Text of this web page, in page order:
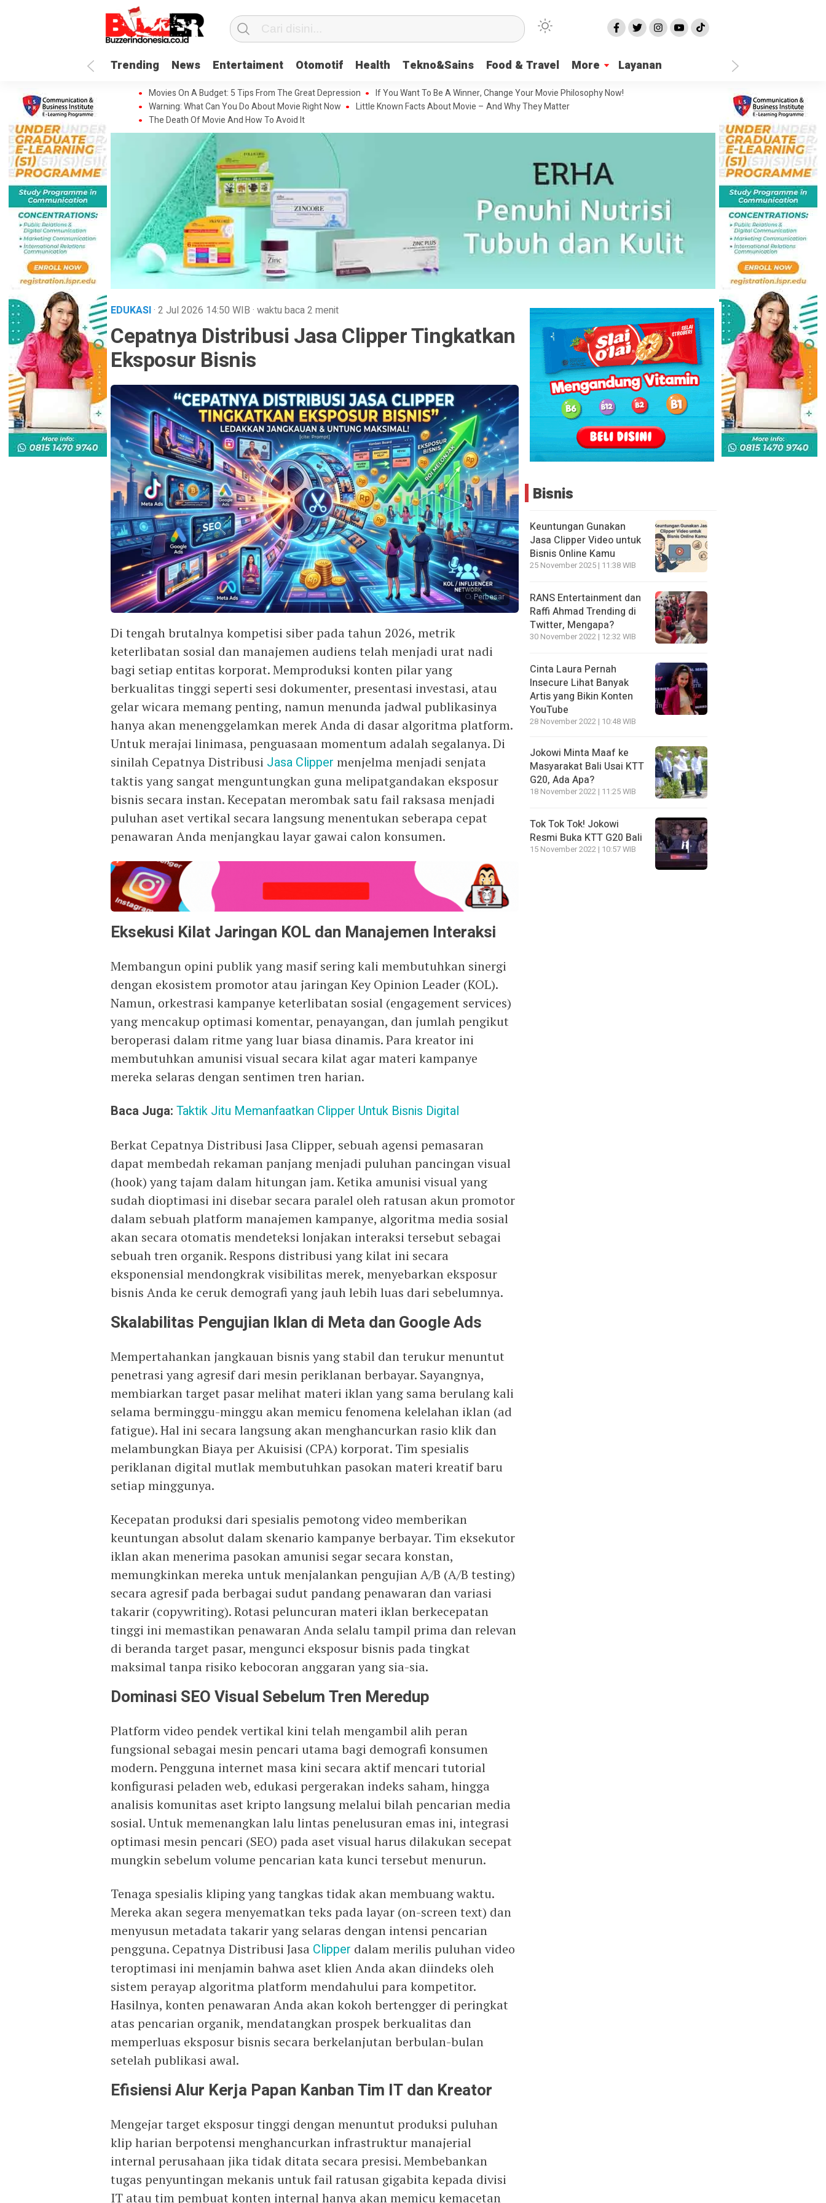
Trending News Entertaiment Otomotif Health Tekno&Sains Food & Travel More Layanan
Movies On A Budget: 5 Tips From The Great Depression
If You Want To Be A Winner, Change Your Movie Philosophy Now!
Warning: What Can You Do About Movie Right Now
Little Known Facts About Movie – And Why They Matter
The Death Of Movie And How To Avoid It
EDUKASI· 2 Jul 2026 14:50 WIB · waktu baca 2 menit
Cepatnya Distribusi Jasa Clipper Tingkatkan
Eksposur Bisnis
Perbesar
Di tengah brutalnya kompetisi siber pada tahun 2026, metrik
keterlibatan sosial dan manajemen audiens telah menjadi urat nadi
bagi setiap entitas korporat. Memproduksi konten pilar yang
berkualitas tinggi seperti sesi dokumenter, presentasi investasi, atau
gelar wicara memang penting, namun menunda jadwal publikasinya
hanya akan menenggelamkan merek Anda di dasar algoritma platform.
Untuk merajai linimasa, penguasaan momentum adalah segalanya. Di
sinilah Cepatnya Distribusi Jasa Clipper menjelma menjadi senjata
taktis yang sangat menguntungkan guna melipatgandakan eksposur
bisnis secara instan. Kecepatan merombak satu fail raksasa menjadi
puluhan aset vertikal secara langsung menentukan seberapa cepat
penawaran Anda menjangkau layar gawai calon konsumen.
Eksekusi Kilat Jaringan KOL dan Manajemen Interaksi
Membangun opini publik yang masif sering kali membutuhkan sinergi
dengan ekosistem promotor atau jaringan Key Opinion Leader (KOL).
Namun, orkestrasi kampanye keterlibatan sosial (engagement services)
yang mencakup optimasi komentar, penayangan, dan jumlah pengikut
beroperasi dalam ritme yang luar biasa dinamis. Para kreator ini
membutuhkan amunisi visual secara kilat agar materi kampanye
mereka selaras dengan sentimen tren harian.
Baca Juga: Taktik Jitu Memanfaatkan Clipper Untuk Bisnis Digital
Berkat Cepatnya Distribusi Jasa Clipper, sebuah agensi pemasaran
dapat membedah rekaman panjang menjadi puluhan pancingan visual
(hook) yang tajam dalam hitungan jam. Ketika amunisi visual yang
sudah dioptimasi ini disebar secara paralel oleh ratusan akun promotor
dalam sebuah platform manajemen kampanye, algoritma media sosial
akan secara otomatis mendeteksi lonjakan interaksi tersebut sebagai
sebuah tren organik. Respons distribusi yang kilat ini secara
eksponensial mendongkrak visibilitas merek, menyebarkan eksposur
bisnis Anda ke ceruk demografi yang jauh lebih luas dari sebelumnya.
Skalabilitas Pengujian Iklan di Meta dan Google Ads
Mempertahankan jangkauan bisnis yang stabil dan terukur menuntut
penetrasi yang agresif dari mesin periklanan berbayar. Sayangnya,
membiarkan target pasar melihat materi iklan yang sama berulang kali
selama berminggu-minggu akan memicu fenomena kelelahan iklan (ad
fatigue). Hal ini secara langsung akan menghancurkan rasio klik dan
melambungkan Biaya per Akuisisi (CPA) korporat. Tim spesialis
periklanan digital mutlak membutuhkan pasokan materi kreatif baru
setiap minggunya.
Kecepatan produksi dari spesialis pemotong video memberikan
keuntungan absolut dalam skenario kampanye berbayar. Tim eksekutor
iklan akan menerima pasokan amunisi segar secara konstan,
memungkinkan mereka untuk menjalankan pengujian A/B (A/B testing)
secara agresif pada berbagai sudut pandang penawaran dan variasi
takarir (copywriting). Rotasi peluncuran materi iklan berkecepatan
tinggi ini memastikan penawaran Anda selalu tampil prima dan relevan
di beranda target pasar, mengunci eksposur bisnis pada tingkat
maksimal tanpa risiko kebocoran anggaran yang sia-sia.
Dominasi SEO Visual Sebelum Tren Meredup
Platform video pendek vertikal kini telah mengambil alih peran
fungsional sebagai mesin pencari utama bagi demografi konsumen
modern. Pengguna internet masa kini secara aktif mencari tutorial
konfigurasi peladen web, edukasi pergerakan indeks saham, hingga
analisis komunitas aset kripto langsung melalui bilah pencarian media
sosial. Untuk memenangkan lalu lintas penelusuran emas ini, integrasi
optimasi mesin pencari (SEO) pada aset visual harus dilakukan secepat
mungkin sebelum volume pencarian kata kunci tersebut menurun.
Tenaga spesialis kliping yang tangkas tidak akan membuang waktu.
Mereka akan segera menyematkan teks pada layar (on-screen text) dan
menyusun metadata takarir yang selaras dengan intensi pencarian
pengguna. Cepatnya Distribusi Jasa Clipper dalam merilis puluhan video
teroptimasi ini menjamin bahwa aset klien Anda akan diindeks oleh
sistem perayap algoritma platform mendahului para kompetitor.
Hasilnya, konten penawaran Anda akan kokoh bertengger di peringkat
atas pencarian organik, mendatangkan prospek berkualitas dan
memperluas eksposur bisnis secara berkelanjutan berbulan-bulan
setelah publikasi awal.
Efisiensi Alur Kerja Papan Kanban Tim IT dan Kreator
Mengejar target eksposur tinggi dengan menuntut produksi puluhan
klip harian berpotensi menghancurkan infrastruktur manajerial
internal perusahaan jika tidak ditata secara presisi. Membebankan
tugas penyuntingan mekanis untuk fail ratusan gigabita kepada divisi
IT atau tim pembuat konten internal hanya akan memicu kemacetan
Bisnis
Keuntungan Gunakan
Jasa Clipper Video untuk
Bisnis Online Kamu
25 November 2025 | 11:38 WIB
RANS Entertainment dan
Raffi Ahmad Trending di
Twitter, Mengapa?
30 November 2022 | 12:32 WIB
Cinta Laura Pernah
Insecure Lihat Banyak
Artis yang Bikin Konten
YouTube
28 November 2022 | 10:48 WIB
Jokowi Minta Maaf ke
Masyarakat Bali Usai KTT
G20, Ada Apa?
18 November 2022 | 11:25 WIB
Tok Tok Tok! Jokowi
Resmi Buka KTT G20 Bali
15 November 2022 | 10:57 WIB